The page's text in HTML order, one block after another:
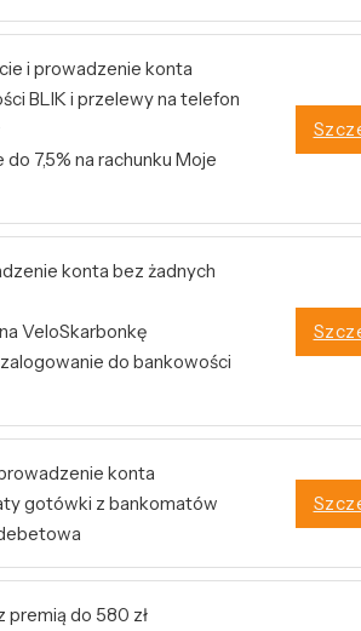
i prowadzenie konta
BLIK i przelewy na telefon
7,5% na rachunku Moje
konta bez żadnych
VeloSkarbonkę
do bankowości
konta
gotówki z bankomatów
do 580 zł